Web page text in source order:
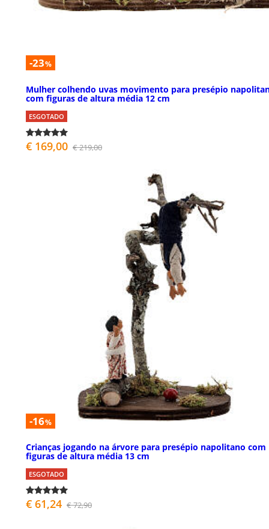
-23%
Mulher colhendo uvas movimento para presépio
com figuras de altura média 12 cm
ESGOTADO
€ 169,00 € 219,00
-16%
Crianças jogando na árvore para presépio napolitano com
figuras de altura média 13 cm
ESGOTADO
€ 61,24 € 72,90